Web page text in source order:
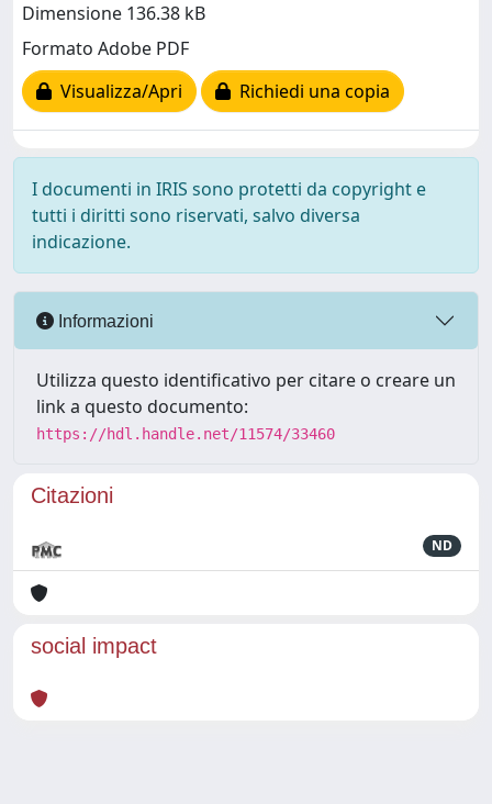
Dimensione 136.38 kB
Formato Adobe PDF
Visualizza/Apri
Richiedi una copia
I documenti in IRIS sono protetti da copyright e
tutti i diritti sono riservati, salvo diversa
indicazione.
Informazioni
Utilizza questo identificativo per citare o creare un
link a questo documento:
https://hdl.handle.net/11574/33460
Citazioni
ND
social impact